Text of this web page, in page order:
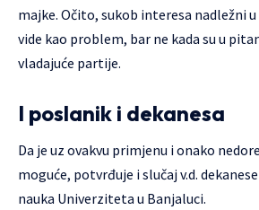
majke. Očito, sukob interesa nadležni
vide kao problem, bar ne kada su u
vladajuće partije.
I poslanik i dekanesa
Da je uz ovakvu primjenu i onako
moguće, potvrđuje i slučaj v.d.
nauka Univerziteta u Banjaluci.